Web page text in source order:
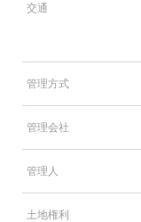
交通
管理方式
管理会社
管理人
土地権利